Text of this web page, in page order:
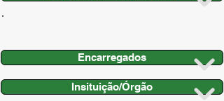
Encarregados
Insituição/Órgão